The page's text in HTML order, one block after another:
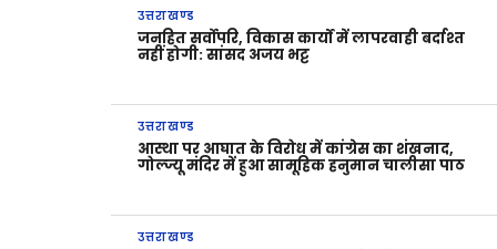
उत्तराखण्ड
जनहित सर्वोपरि, विकास कार्यों में लापरवाही बर्दाश्त
नहीं होगी: सांसद अजय भट्ट
उत्तराखण्ड
आस्था पर आघात के विरोध में कांग्रेस का शंखनाद,
गोल्ज्यू मंदिर में हुआ सामूहिक हनुमान चालीसा पाठ
उत्तराखण्ड